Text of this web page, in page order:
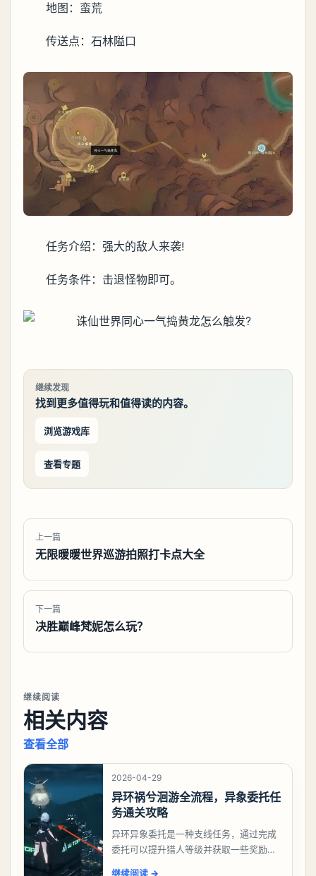
地图：蛮荒
传送点：石林隘口
任务介绍：强大的敌人来袭!
任务条件：击退怪物即可。
继续发现
找到更多值得玩和值得读的内容。
浏览游戏库
查看专题
上一篇
无限暖暖世界巡游拍照打卡点大全
下一篇
决胜巅峰梵妮怎么玩？
继续阅读
相关内容
查看全部
2026-04-29
异环祸兮洄游全流程，异象委托任
务通关攻略
异环异象委托是一种支线任务，通过完成
委托可以提升猎人等级并获取一些奖励，
继续阅读 →